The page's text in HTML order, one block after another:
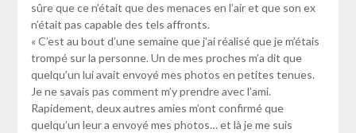
sûre que ce n’était que des menaces en l’air et que son ex
n’était pas capable des tels affronts.
« C’est au bout d’une semaine que j’ai réalisé que je m’étais
trompé sur la personne. Un de mes proches m’a dit que
quelqu’un lui avait envoyé mes photos en petites tenues.
Je ne savais pas comment m’y prendre avec l’ami.
Rapidement, deux autres amies m’ont confirmé que
quelqu’un leur a envoyé mes photos… et là je me suis